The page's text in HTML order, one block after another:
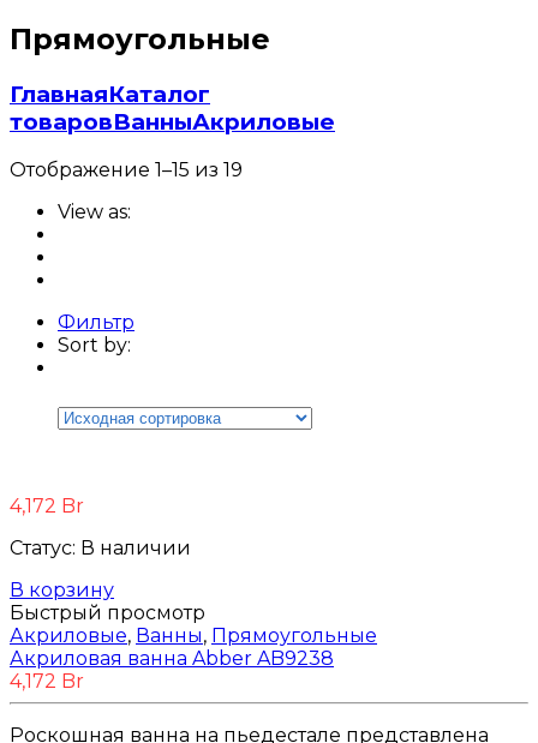
Прямоугольные
ГлавнаяКаталог
товаровВанныАкриловые
Отображение 1–15 из 19
View as:
Фильтр
Sort by:
Цена
Brands
Alex Baitler
Art&Max(8)
Belbagno(111)
Bravat(74)
Cersanit(22)
4,172 Br
Статус: В наличии
В корзину
Быстрый просмотр
Акриловые, Ванны, Прямоугольные
Акриловая ванна Abber AB9238
4,172 Br
Роскошная ванна на пьедестале представлена